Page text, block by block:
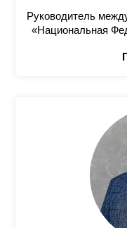
Руководитель
«Национальная